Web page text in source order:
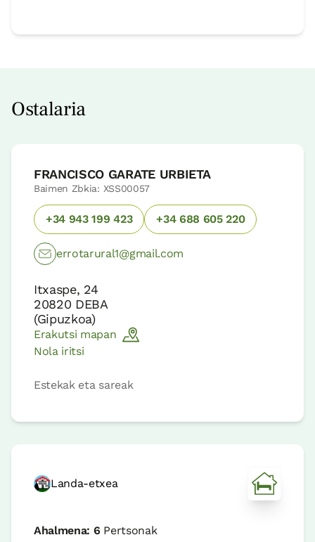
Ostalaria
FRANCISCO GARATE URBIETA
Baimen Zbkia: XSS00057
+34 943 199 423 +34 688 605 220
errotarural1@gmail.com
Itxaspe, 24
20820 DEBA
(Gipuzkoa)
Erakutsi mapan
Nola iritsi
Estekak eta sareak
Landa-etxea
Ahalmena: 6 Pertsonak